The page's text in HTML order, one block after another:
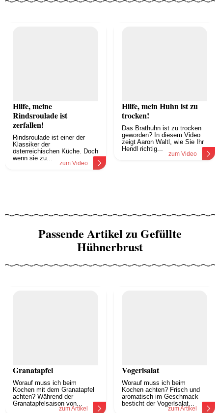
Hilfe, meine
Rindsroulade ist
zerfallen!
Rindsroulade ist einer der
Klassiker der
österreichischen Küche. Doch
wenn sie zu...
zum Video
Hilfe, mein Huhn ist zu
trocken!
Das Brathuhn ist zu trocken
geworden? In diesem Video
zeigt Aaron Waltl, wie Sie Ihr
Hendl richtig...
zum Video
Passende Artikel zu Gefüllte
Hühnerbrust
Granatapfel
Worauf muss ich beim
Kochen mit dem Granatapfel
achten? Während der
Granatapfelsaison von...
zum Artikel
Vogerlsalat
Worauf muss ich beim
Kochen achten? Frisch und
aromatisch im Geschmack
besticht der Vogerlsalat...
zum Artikel